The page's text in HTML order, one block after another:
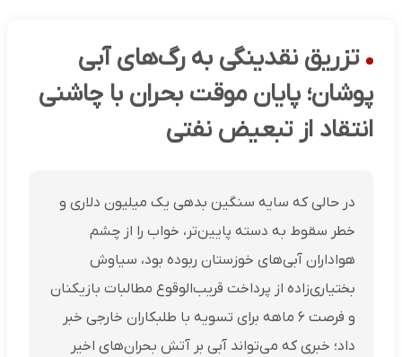
تزریق نقدینگی به رگ‌های آبی
پوشان؛ پایان موقت بحران با چاشنی
انتقاد از تبعیض نفتی
در حالی که سایه سنگین بدهی یک میلیون دلاری و
خطر سقوط به دسته پایین‌تر، خواب را از چشم
هواداران آبی‌های خوزستان ربوده بود، سیاوش
بختیاری‌زاده از پرداخت قریب‌الوقوع مطالبات بازیکنان
و فرصت ۶ ماهه برای تسویه با طلبکاران خارجی خبر
داد؛ خبری که می‌تواند آبی بر آتش بحران‌های اخیر